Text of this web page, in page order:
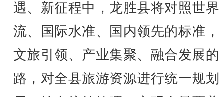
遇、新征程中，龙胜县将对照世
流、国际水准、国内领先的标准
文旅引领、产业集聚、融合发展
路，对全县旅游资源进行统一规